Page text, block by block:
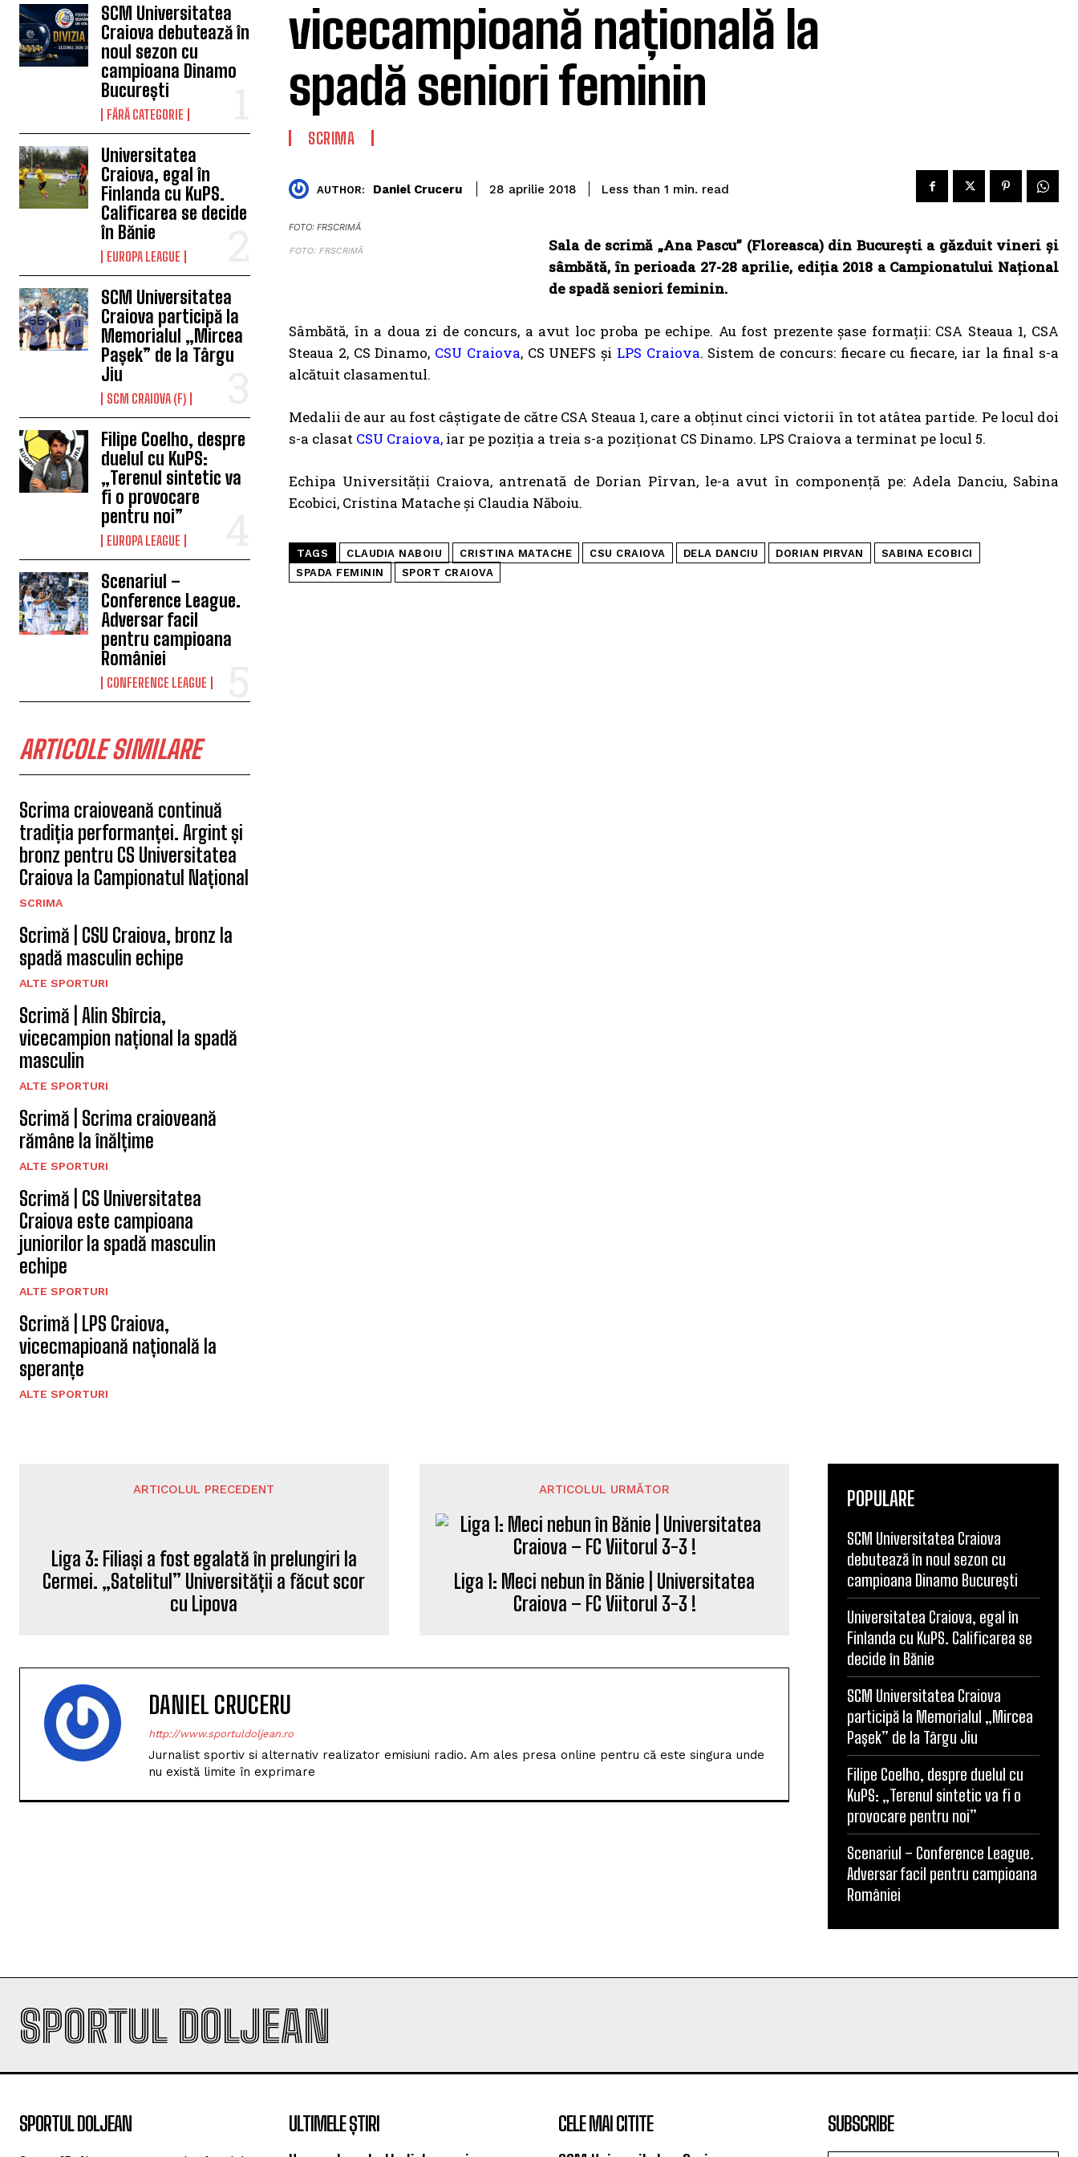
SCM Universitatea
Craiova debutează în
noul sezon cu
campioana Dinamo
București
FĂRĂ CATEGORIE
Universitatea
Craiova, egal în
Finlanda cu KuPS.
Calificarea se decide
în Bănie
EUROPA LEAGUE
SCM Universitatea
Craiova participă la
Memorialul „Mircea
Pașek” de la Târgu
Jiu
SCM CRAIOVA (F)
Filipe Coelho, despre
duelul cu KuPS:
„Terenul sintetic va
fi o provocare
pentru noi”
EUROPA LEAGUE
Scenariul –
Conference League.
Adversar facil
pentru campioana
României
CONFERENCE LEAGUE
ARTICOLE SIMILARE
Scrima craioveană continuă
tradiția performanței. Argint și
bronz pentru CS Universitatea
Craiova la Campionatul Național
SCRIMA
Scrimă | CSU Craiova, bronz la
spadă masculin echipe
ALTE SPORTURI
Scrimă | Alin Sbîrcia,
vicecampion național la spadă
masculin
ALTE SPORTURI
Scrimă | Scrima craioveană
rămâne la înălțime
ALTE SPORTURI
Scrimă | CS Universitatea
Craiova este campioana
juniorilor la spadă masculin
echipe
ALTE SPORTURI
Scrimă | LPS Craiova,
vicecmapioană națională la
speranțe
ALTE SPORTURI
vicecampioană națională la
spadă seniori feminin
SCRIMA
AUTHOR: Daniel Cruceru 28 aprilie 2018 Less than 1 min. read
FOTO: FRSCRIMĂ
FOTO: FRSCRIMĂ
Sala de scrimă „Ana Pascu” (Floreasca) din București a găzduit vineri și
sâmbătă, în perioada 27-28 aprilie, ediția 2018 a Campionatului Național
de spadă seniori feminin.
Sâmbătă, în a doua zi de concurs, a avut loc proba pe echipe. Au fost prezente șase formații: CSA Steaua 1, CSA
Steaua 2, CS Dinamo, CSU Craiova, CS UNEFS și LPS Craiova. Sistem de concurs: fiecare cu fiecare, iar la final s-a
alcătuit clasamentul.
Medalii de aur au fost câștigate de către CSA Steaua 1, care a obținut cinci victorii în tot atâtea partide. Pe locul doi
s-a clasat CSU Craiova, iar pe poziția a treia s-a poziționat CS Dinamo. LPS Craiova a terminat pe locul 5.
Echipa Universității Craiova, antrenată de Dorian Pîrvan, le-a avut în componență pe: Adela Danciu, Sabina
Ecobici, Cristina Matache și Claudia Năboiu.
TAGS CLAUDIA NABOIU CRISTINA MATACHE CSU CRAIOVA DELA DANCIU DORIAN PIRVAN
SABINA ECOBICI
SPADA FEMININ
SPORT CRAIOVA
ARTICOLUL PRECEDENT
Liga 3: Filiași a fost egalată în prelungiri la
ARTICOLUL URMĂTOR
Liga 1: Meci nebun în Bănie | Universitatea
Craiova – FC Viitorul 3-3 !
DANIEL CRUCERU
http://www.sportuldoljean.ro
Jurnalist sportiv si alternativ realizator emisiuni radio. Am ales presa online pentru că este singura unde
POPULARE
SCM Universitatea Craiova
debutează în noul sezon cu
campioana Dinamo București
Universitatea Craiova, egal în
Finlanda cu KuPS. Calificarea se
decide în Bănie
SCM Universitatea Craiova
participă la Memorialul „Mircea
Pașek” de la Târgu Jiu
Filipe Coelho, despre duelul cu
KuPS: „Terenul sintetic va fi o
provocare pentru noi”
Scenariul – Conference League.
Adversar facil pentru campioana
României
SPORTUL DOLJEAN
SPORTUL DOLJEAN ULTIMELE ȘTIRI CELE MAI CITITE SUBSCRIBE